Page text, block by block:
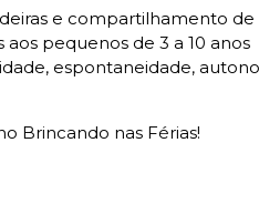
e compartilhamento de
pequenos de 3 a 10 anos
espontaneidade,
Brincando nas Férias!